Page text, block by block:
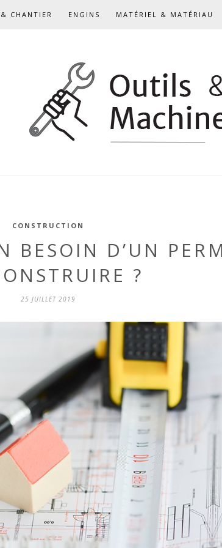
CHANTIER ENGINS MATÉRIEL & MATÉRIAU
CONSTRUCTION
BESOIN D’UN
?
25 JUILLET 2019